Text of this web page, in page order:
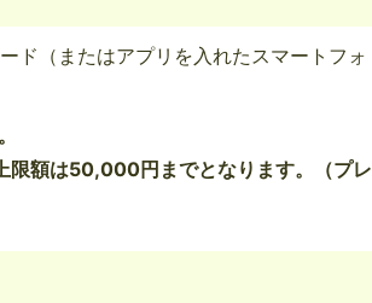
ド（またはアプリを入れたスマートフォ
限額は50,000円までとなります。（プレ